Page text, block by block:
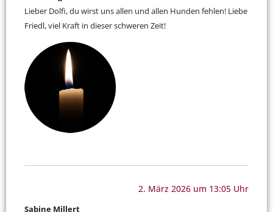
Lieber Dolfi, du wirst uns allen und allen Hunden fehlen! Liebe
Friedl, viel Kraft in dieser schweren Zeit!
2. März 2026 um 13:05 Uhr
Sabine Millert